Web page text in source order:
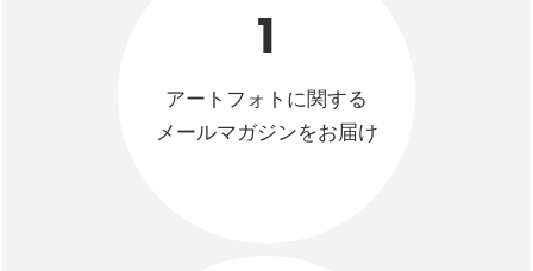
1
アートフォトに関する
メールマガジンをお届け